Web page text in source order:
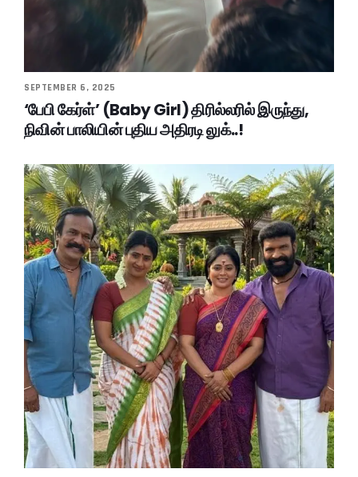
SEPTEMBER 6, 2025
‘பேபி கேர்ள்’ (Baby Girl) திரில்லரில் இருந்து,
நிவின் பாலியின் புதிய அதிரடி லுக்..!